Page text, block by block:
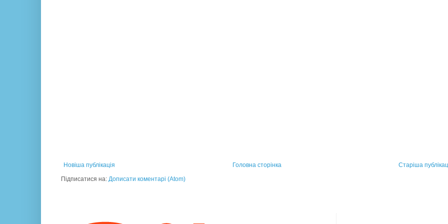
Новіша публікація Старіша
Головна сторінка
Підписатися на: Дописати коментарі (Atom)